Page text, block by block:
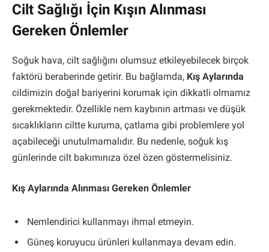
Cilt Sağlığı İçin Kışın Alınması
Gereken Önlemler
Soğuk hava, cilt sağlığını olumsuz etkileyebilecek birçok
faktörü beraberinde getirir. Bu bağlamda, Kış Aylarında
cildimizin doğal bariyerini korumak için dikkatli olmamız
gerekmektedir. Özellikle nem kaybının artması ve düşük
sıcaklıkların ciltte kuruma, çatlama gibi problemlere yol
açabileceği unutulmamalıdır. Bu nedenle, soğuk kış
günlerinde cilt bakımınıza özel özen göstermelisiniz.
Kış Aylarında Alınması Gereken Önlemler
Nemlendirici kullanmayı ihmal etmeyin.
Güneş koruyucu ürünleri kullanmaya devam edin.